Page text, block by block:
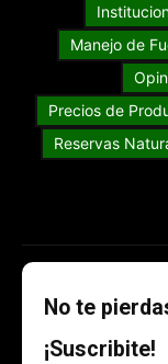
Manejo de
Precios de
Reservas
No te
¡Suscribite!